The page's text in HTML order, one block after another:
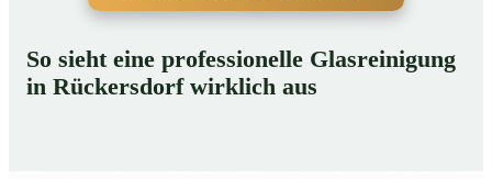
So sieht eine professionelle Glasreinigung
in Rückersdorf wirklich aus